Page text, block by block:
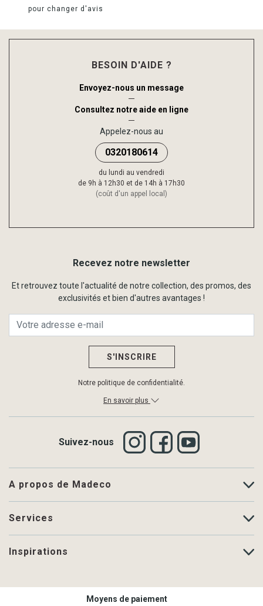
pour changer d'avis
A propos de Madeco
Services
Inspirations
Recevez notre newsletter
Et retrouvez toute l'actualité de notre collection, des promos, des
exclusivités et bien d'autres avantages !
S'INSCRIRE
Notre politique de confidentialité.
En savoir plus
Suivez-nous
BESOIN D'AIDE ?
Envoyez-nous un message
Consultez notre aide en ligne
Appelez-nous au
0320180614
du lundi au vendredi
de 9h à 12h30 et de 14h à 17h30
(coût d'un appel local)
Moyens de paiement